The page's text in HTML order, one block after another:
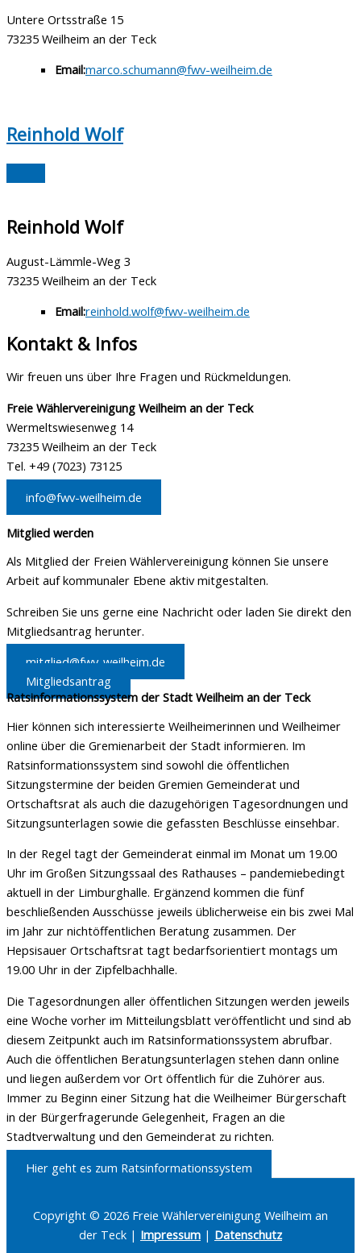
Untere Ortsstraße 15
73235 Weilheim an der Teck
Email:marco.schumann@fwv-weilheim.de
Reinhold Wolf
Reinhold Wolf
August-Lämmle-Weg 3
73235 Weilheim an der Teck
Email:reinhold.wolf@fwv-weilheim.de
Kontakt & Infos
Wir freuen uns über Ihre Fragen und Rückmeldungen.
Freie Wählervereinigung Weilheim an der Teck
Wermeltswiesenweg 14
73235 Weilheim an der Teck
Tel. +49 (7023) 73125
info@fwv-weilheim.de
Mitglied werden
Als Mitglied der Freien Wählervereinigung können Sie unsere
Arbeit auf kommunaler Ebene aktiv mitgestalten.
Schreiben Sie uns gerne eine Nachricht oder laden Sie direkt den
Mitgliedsantrag herunter.
mitglied@fwv-weilheim.de
Mitgliedsantrag
Ratsinformationssystem der Stadt Weilheim an der Teck
Hier können sich interessierte Weilheimerinnen und Weilheimer
online über die Gremienarbeit der Stadt informieren. Im
Ratsinformationssystem sind sowohl die öffentlichen
Sitzungstermine der beiden Gremien Gemeinderat und
Ortschaftsrat als auch die dazugehörigen Tagesordnungen und
Sitzungsunterlagen sowie die gefassten Beschlüsse einsehbar.
In der Regel tagt der Gemeinderat einmal im Monat um 19.00
Uhr im Großen Sitzungssaal des Rathauses – pandemiebedingt
aktuell in der Limburghalle. Ergänzend kommen die fünf
beschließenden Ausschüsse jeweils üblicherweise ein bis zwei Mal
im Jahr zur nichtöffentlichen Beratung zusammen. Der
Hepsisauer Ortschaftsrat tagt bedarfsorientiert montags um
19.00 Uhr in der Zipfelbachhalle.
Die Tagesordnungen aller öffentlichen Sitzungen werden jeweils
eine Woche vorher im Mitteilungsblatt veröffentlicht und sind ab
diesem Zeitpunkt auch im Ratsinformationssystem abrufbar.
Auch die öffentlichen Beratungsunterlagen stehen dann online
und liegen außerdem vor Ort öffentlich für die Zuhörer aus.
Immer zu Beginn einer Sitzung hat die Weilheimer Bürgerschaft
in der Bürgerfragerunde Gelegenheit, Fragen an die
Stadtverwaltung und den Gemeinderat zu richten.
Hier geht es zum Ratsinformationssystem
Copyright © 2026 Freie Wählervereinigung Weilheim an
der Teck | Impressum | Datenschutz